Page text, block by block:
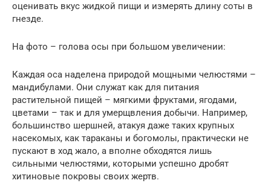
оценивать вкус жидкой пищи и измерять длину соты в
гнезде.
На фото – голова осы при большом увеличении:
Каждая оса наделена природой мощными челюстями –
мандибулами. Они служат как для питания
растительной пищей – мягкими фруктами, ягодами,
цветами – так и для умерщвления добычи. Например,
большинство шершней, атакуя даже таких крупных
насекомых, как тараканы и богомолы, практически не
пускают в ход жало, а вполне обходятся лишь
сильными челюстями, которыми успешно дробят
хитиновые покровы своих жертв.